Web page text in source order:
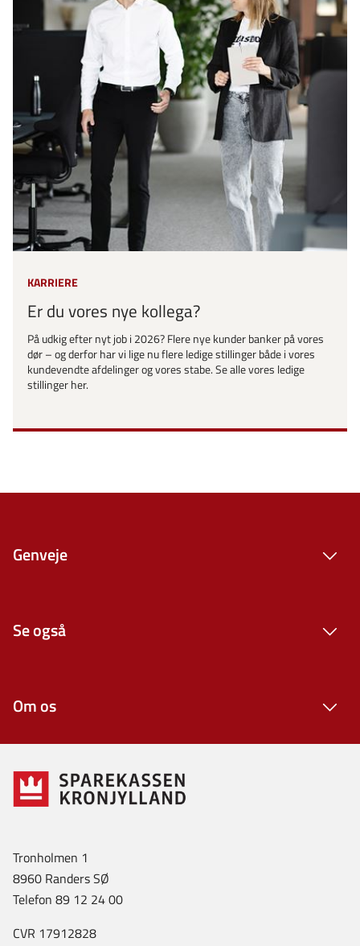
KARRIERE
Er du vores nye kollega?
På udkig efter nyt job i 2026? Flere nye kunder banker på vores
dør – og derfor har vi lige nu flere ledige stillinger både i vores
kundevendte afdelinger og vores stabe. Se alle vores ledige
stillinger her.
Genveje
Se også
Om os
Tronholmen 1
8960 Randers SØ
Telefon 89 12 24 00
CVR 17912828